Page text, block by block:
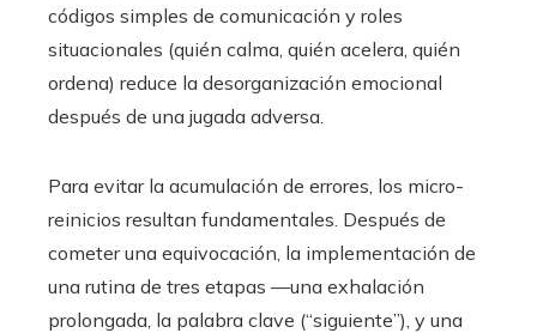
códigos simples de comunicación y roles
situacionales (quién calma, quién acelera, quién
ordena) reduce la desorganización emocional
después de una jugada adversa.
Para evitar la acumulación de errores, los micro-
reinicios resultan fundamentales. Después de
cometer una equivocación, la implementación de
una rutina de tres etapas —una exhalación
prolongada, la palabra clave (“siguiente”), y una